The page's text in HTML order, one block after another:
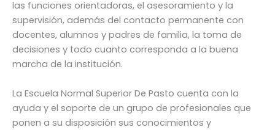
las funciones orientadoras, el asesoramiento y la
supervisión, además del contacto permanente con
docentes, alumnos y padres de familia, la toma de
decisiones y todo cuanto corresponda a la buena
marcha de la institución.
La Escuela Normal Superior De Pasto cuenta con la
ayuda y el soporte de un grupo de profesionales que
ponen a su disposición sus conocimientos y